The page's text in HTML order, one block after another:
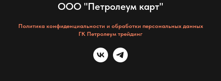
ООО "Петролеум карт"
Политика конфиденциальности и обработки персональных данных
ГК Петролеум трейдинг